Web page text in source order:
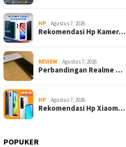
HP Agustus 7, 2026
Rekomendasi Hp Kamer…
REVIEW Agustus 7, 2026
Perbandingan Realme …
HP Agustus 7, 2026
Rekomendasi Hp Xiaom…
POPUKER